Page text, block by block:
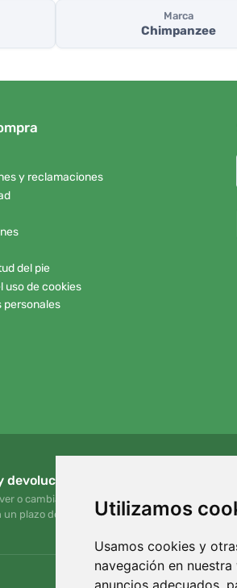
Utilizamos
Usamos cookies y
navegación en
anuncios adecuados,
Marca
Chimpanzee
y reclamaciones
del pie
uso de cookies
personales
devoluciones gratuitos
o cambiar su pedido en cualquier
un plazo de 90 días